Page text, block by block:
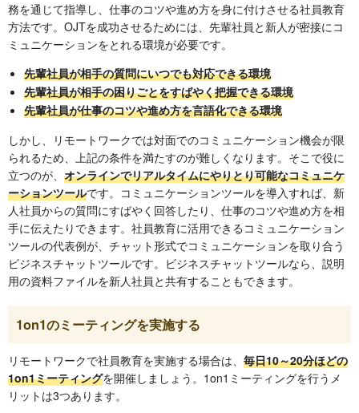
務を通じて指導し、仕事のコツや進め方を身に付けさせる社員教育
方法です。OJTを成功させるためには、先輩社員と新人が密接にコ
ミュニケーションをとれる環境が必要です。
先輩社員が相手の質問にいつでも対応できる環境
先輩社員が相手の困りごとをすばやく把握できる環境
先輩社員が仕事のコツや進め方を言語化できる環境
しかし、リモートワークでは対面でのコミュニケーション機会が限
られるため、上記の条件を満たすのが難しくなります。そこで役に
立つのが、 オンラインでリアルタイムにやりとり可能なコミュニケ
ーションツールです。コミュニケーションツールを導入すれば、新
人社員からの質問にすばやく回答したり、仕事のコツや進め方を相
手に伝えたりできます。社員教育に活用できるコミュニケーション
ツールの代表例が、チャット形式でコミュニケーションを取り合う
ビジネスチャットツールです。ビジネスチャットツールなら、説明
用の資料ファイルを新人社員と共有することもできます。
1on1のミーティングを実施する
リモートワークで社員教育を実施する場合は、 毎日10～20分ほどの
1on1ミーティングを開催しましょう。1on1ミーティングを行うメ
リットは3つあります。